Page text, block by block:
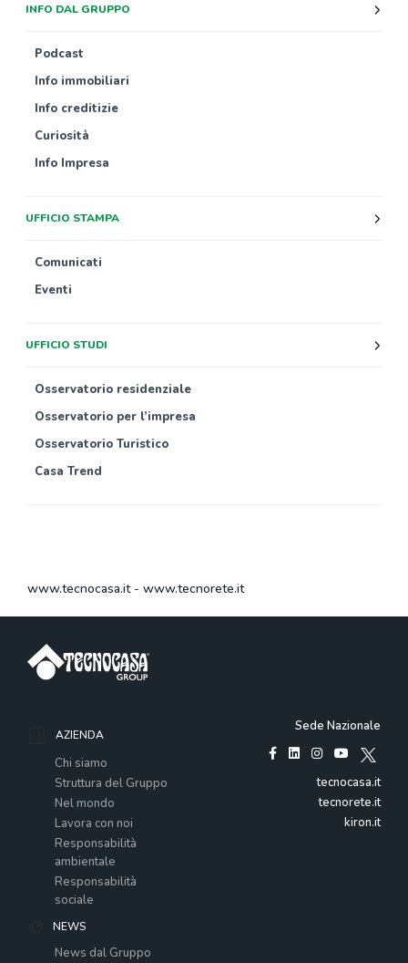
INFO DAL GRUPPO
Podcast
Info immobiliari
Info creditizie
Curiosità
Info Impresa
UFFICIO STAMPA
Comunicati
Eventi
UFFICIO STUDI
Osservatorio residenziale
Osservatorio per l’impresa
Osservatorio Turistico
Casa Trend
www.tecnocasa.it- www.tecnorete.it
AZIENDA
Chi siamo
Struttura del Gruppo
Nel mondo
Lavora con noi
Responsabilità
ambientale
Responsabilità
sociale
NEWS
News dal Gruppo
Sede Nazionale
tecnocasa.it
tecnorete.it
kiron.it